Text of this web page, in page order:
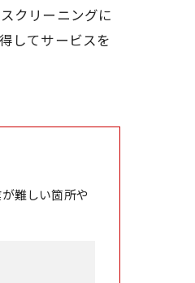
クリーニングに
してサービスを
難しい箇所や